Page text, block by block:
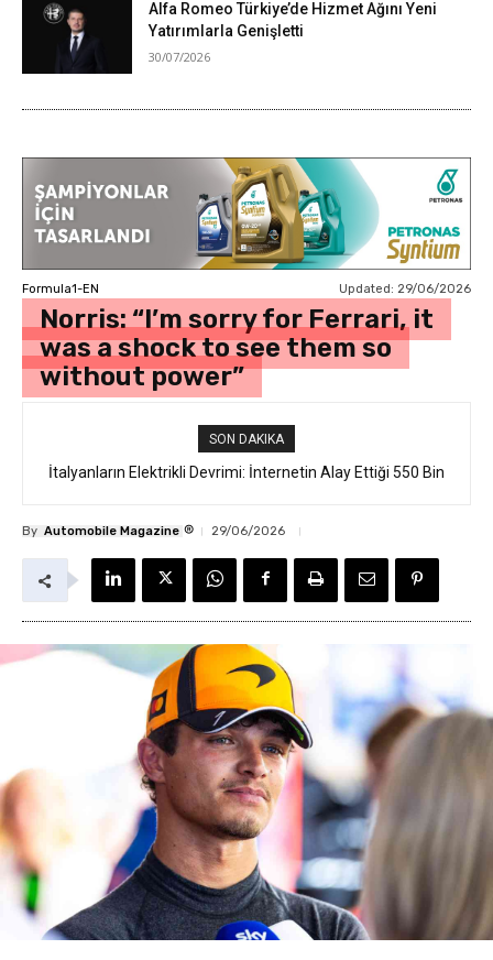
Alfa Romeo Türkiye’de Hizmet Ağını Yeni
Yatırımlarla Genişletti
30/07/2026